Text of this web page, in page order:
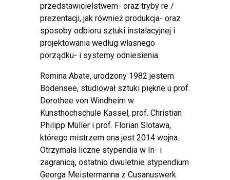
przedstawicielstwem- oraz tryby re /
prezentacji, jak również produkcja- oraz
sposoby odbioru sztuki instalacyjnej i
projektowania według własnego
porządku- i systemy odniesienia.
Romina Abate, urodzony 1982 jestem
Bodensee, studiował sztuki piękne u prof.
Dorothee von Windheim w
Kunsthochschule Kassel, prof. Christian
Philipp Müller i prof. Florian Slotawa,
którego mistrzem ona jest 2014 wojna.
Otrzymała liczne stypendia w In- i
zagranicą, ostatnio dwuletnie stypendium
Georga Meistermanna z Cusanuswerk.